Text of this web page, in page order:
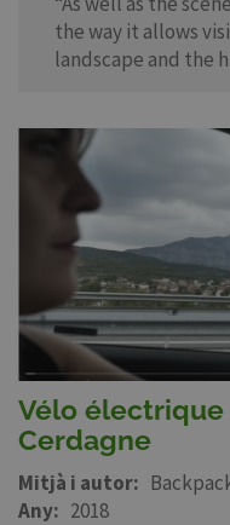
the way it allows
landscape and the
Vélo électrique
Cerdagne
Mitjà i autor
Any
2018